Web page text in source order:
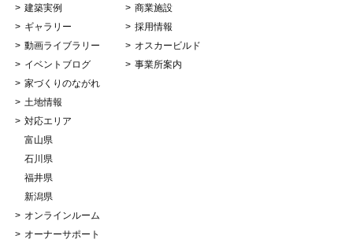
建築実例
ギャラリー
動画ライブラリー
イベントブログ
家づくりのながれ
土地情報
対応エリア
富山県
石川県
福井県
新潟県
オンラインルーム
オーナーサポート
商業施設
採用情報
オスカービルド
事業所案内